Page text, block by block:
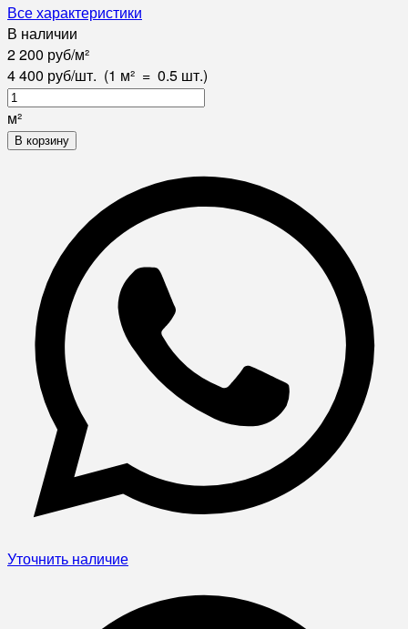
Все характеристики
В наличии
2 200 руб/м²
4 400 руб/шт. (1 м² = 0.5 шт.)
м²
В корзину
Уточнить наличие